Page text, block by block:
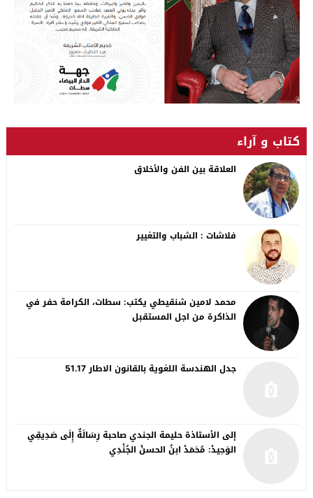
كتاب و آراء
العلاقة بين الفن والأخلاق
فلاشات : الشباب والتغيير
محمد لامين شنقيطي يكتب: سطات، الكرامة حفر في
الذاكرة من اجل المستقبل
جدل الهندسة اللغوية بالقانون الاطار 51.17
إلى الأستاذة حليمة الجندي صاحبة رِسَالَةٌ إِلَى صَدِيقِي
الوَحِيدْ: مُحَمَدْ ابنُ الحسنْ الجُنْدِي